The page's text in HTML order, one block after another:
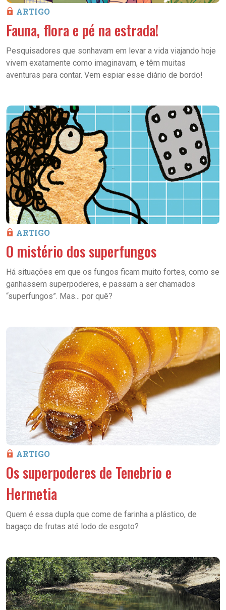
ARTIGO
Fauna, flora e pé na estrada!
Pesquisadores que sonhavam em levar a vida viajando hoje
vivem exatamente como imaginavam, e têm muitas
aventuras para contar. Vem espiar esse diário de bordo!
ARTIGO
O mistério dos superfungos
Há situações em que os fungos ficam muito fortes, como se
ganhassem superpoderes, e passam a ser chamados
“superfungos”. Mas... por quê?
ARTIGO
Os superpoderes de Tenebrio e
Hermetia
Quem é essa dupla que come de farinha a plástico, de
bagaço de frutas até lodo de esgoto?